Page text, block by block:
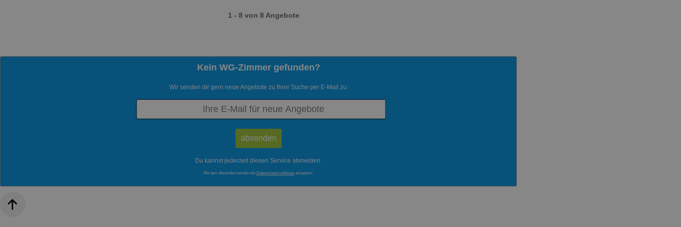
1 - 8 von 8 Angebote
Kein WG-Zimmer gefunden?
Wir senden dir gern neue Angebote zu Ihrer Suche per E-Mail zu:
Du kannst jederzeit diesen Service abmelden.
Mit dem Absenden werden die Datenschutzrichtlinien akzeptiert.